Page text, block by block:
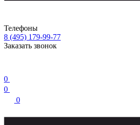
Телефоны
8 (495) 179-99-77
Заказать звонок
0
0
0